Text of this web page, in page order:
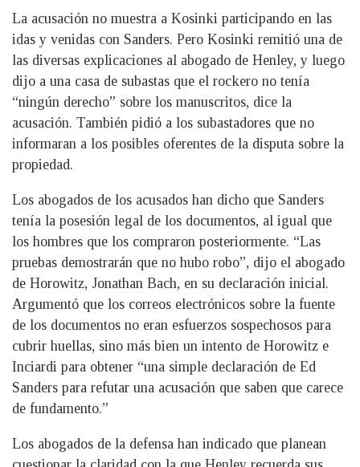
La acusación no muestra a Kosinki participando en las
idas y venidas con Sanders. Pero Kosinki remitió una de
las diversas explicaciones al abogado de Henley, y luego
dijo a una casa de subastas que el rockero no tenía
“ningún derecho” sobre los manuscritos, dice la
acusación. También pidió a los subastadores que no
informaran a los posibles oferentes de la disputa sobre la
propiedad.
Los abogados de los acusados han dicho que Sanders
tenía la posesión legal de los documentos, al igual que
los hombres que los compraron posteriormente. “Las
pruebas demostrarán que no hubo robo”, dijo el abogado
de Horowitz, Jonathan Bach, en su declaración inicial.
Argumentó que los correos electrónicos sobre la fuente
de los documentos no eran esfuerzos sospechosos para
cubrir huellas, sino más bien un intento de Horowitz e
Inciardi para obtener “una simple declaración de Ed
Sanders para refutar una acusación que saben que carece
de fundamento.”
Los abogados de la defensa han indicado que planean